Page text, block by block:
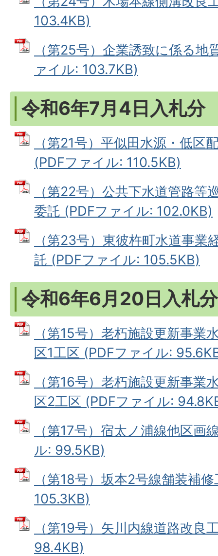
103.4KB)
（第25号）企業誘致に係る地
ァイル: 103.7KB)
令和6年7月4日入札分
（第21号）平似田水源・低区
(PDFファイル: 110.5KB)
（第22号）公共下水道管路等
委託 (PDFファイル: 102.0KB)
（第23号）東彼杵町水道事業
託 (PDFファイル: 105.5KB)
令和6年6月20日入札分
（第15号）老朽施設更新事業
区1工区 (PDFファイル:
（第16号）老朽施設更新事業
区2工区 (PDFファイル:
（第17号）宿太ノ浦線他区画
ル: 99.5KB)
（第18号）坂本2号線舗装補
105.3KB)
（第19号）矢川内線道路改良
98.4KB)